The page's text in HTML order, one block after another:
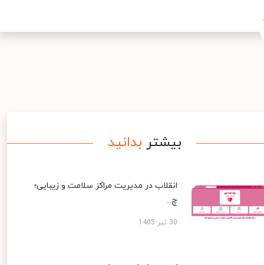
بیشتر بدانید
انقلاب در مدیریت مراکز سلامت و زیبایی؛
چ...
30 تیر 1405